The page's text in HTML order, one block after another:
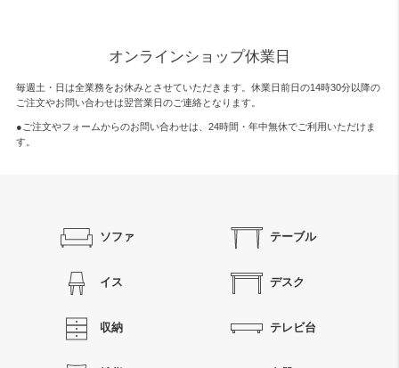
オンラインショップ休業日
毎週土・日は全業務をお休みとさせていただきます。休業日前日の14時30分以降の
ご注文やお問い合わせは翌営業日のご連絡となります。
●ご注文やフォームからのお問い合わせは、 24時間・年中無休でご利用いただけま
す。
ソファ テーブル
イス デスク
収納 テレビ台